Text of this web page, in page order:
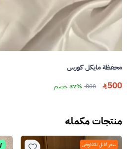
محفظة مايكل كورس
500
800 37% خصم
منتجات مكمله
سعر قابل للتفاوض